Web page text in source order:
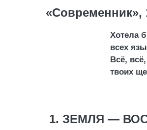
«Современник»,
Хотела
всех
Всё,
твоих
1. ЗЕМЛЯ —